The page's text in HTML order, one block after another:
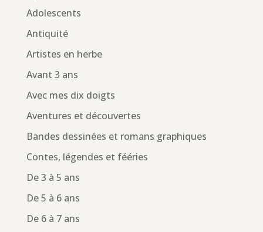
Adolescents
Antiquité
Artistes en herbe
Avant 3 ans
Avec mes dix doigts
Aventures et découvertes
Bandes dessinées et romans graphiques
Contes, légendes et fééries
De 3 à 5 ans
De 5 à 6 ans
De 6 à 7 ans